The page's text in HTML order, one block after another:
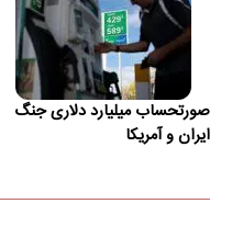
صورتحساب میلیارد دلاری جنگ
ایران و آمریکا